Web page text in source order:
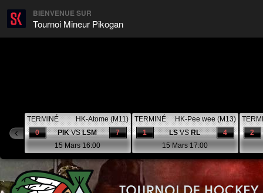
BIENVENUE SUR
Tournoi Mineur Pikogan
TERMINÉ
HK-Atome (M11)
7
0 PIKVSLSM
15 Mars 16:00
TERMINÉ
HK-Pee wee (M13)
4
1 LSVSRL
15 Mars 17:00
2